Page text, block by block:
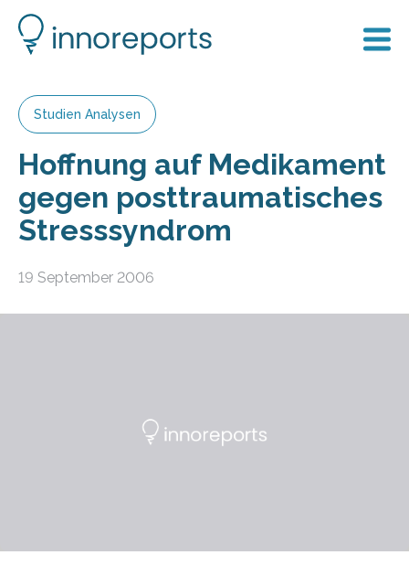
Studien Analysen
Hoffnung auf Medikament
gegen posttraumatisches
Stresssyndrom
19 September 2006